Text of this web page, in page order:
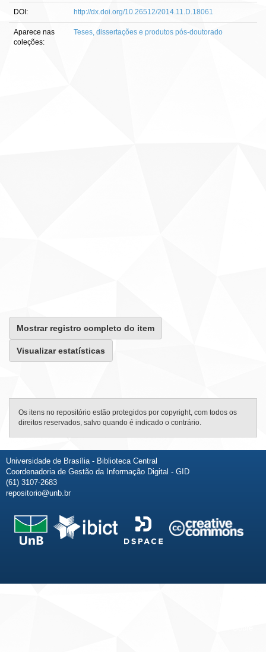
DOI: http://dx.doi.org/10.26512/2014.11.D.18061
Aparece nas
coleções:
Teses, dissertações e produtos pós-doutorado
Mostrar registro completo do item
Visualizar estatísticas
Os itens no repositório estão protegidos por copyright, com todos os
direitos reservados, salvo quando é indicado o contrário.
Universidade de Brasília - Biblioteca Central
Coordenadoria de Gestão da Informação Digital - GID
(61) 3107-2683
repositorio@unb.br